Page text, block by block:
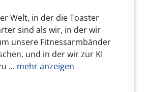
Welt, in der die Toaster
sind als wir, in der wir
unsere Fitnessarmbänder
und in der wir zur KI
... mehr anzeigen